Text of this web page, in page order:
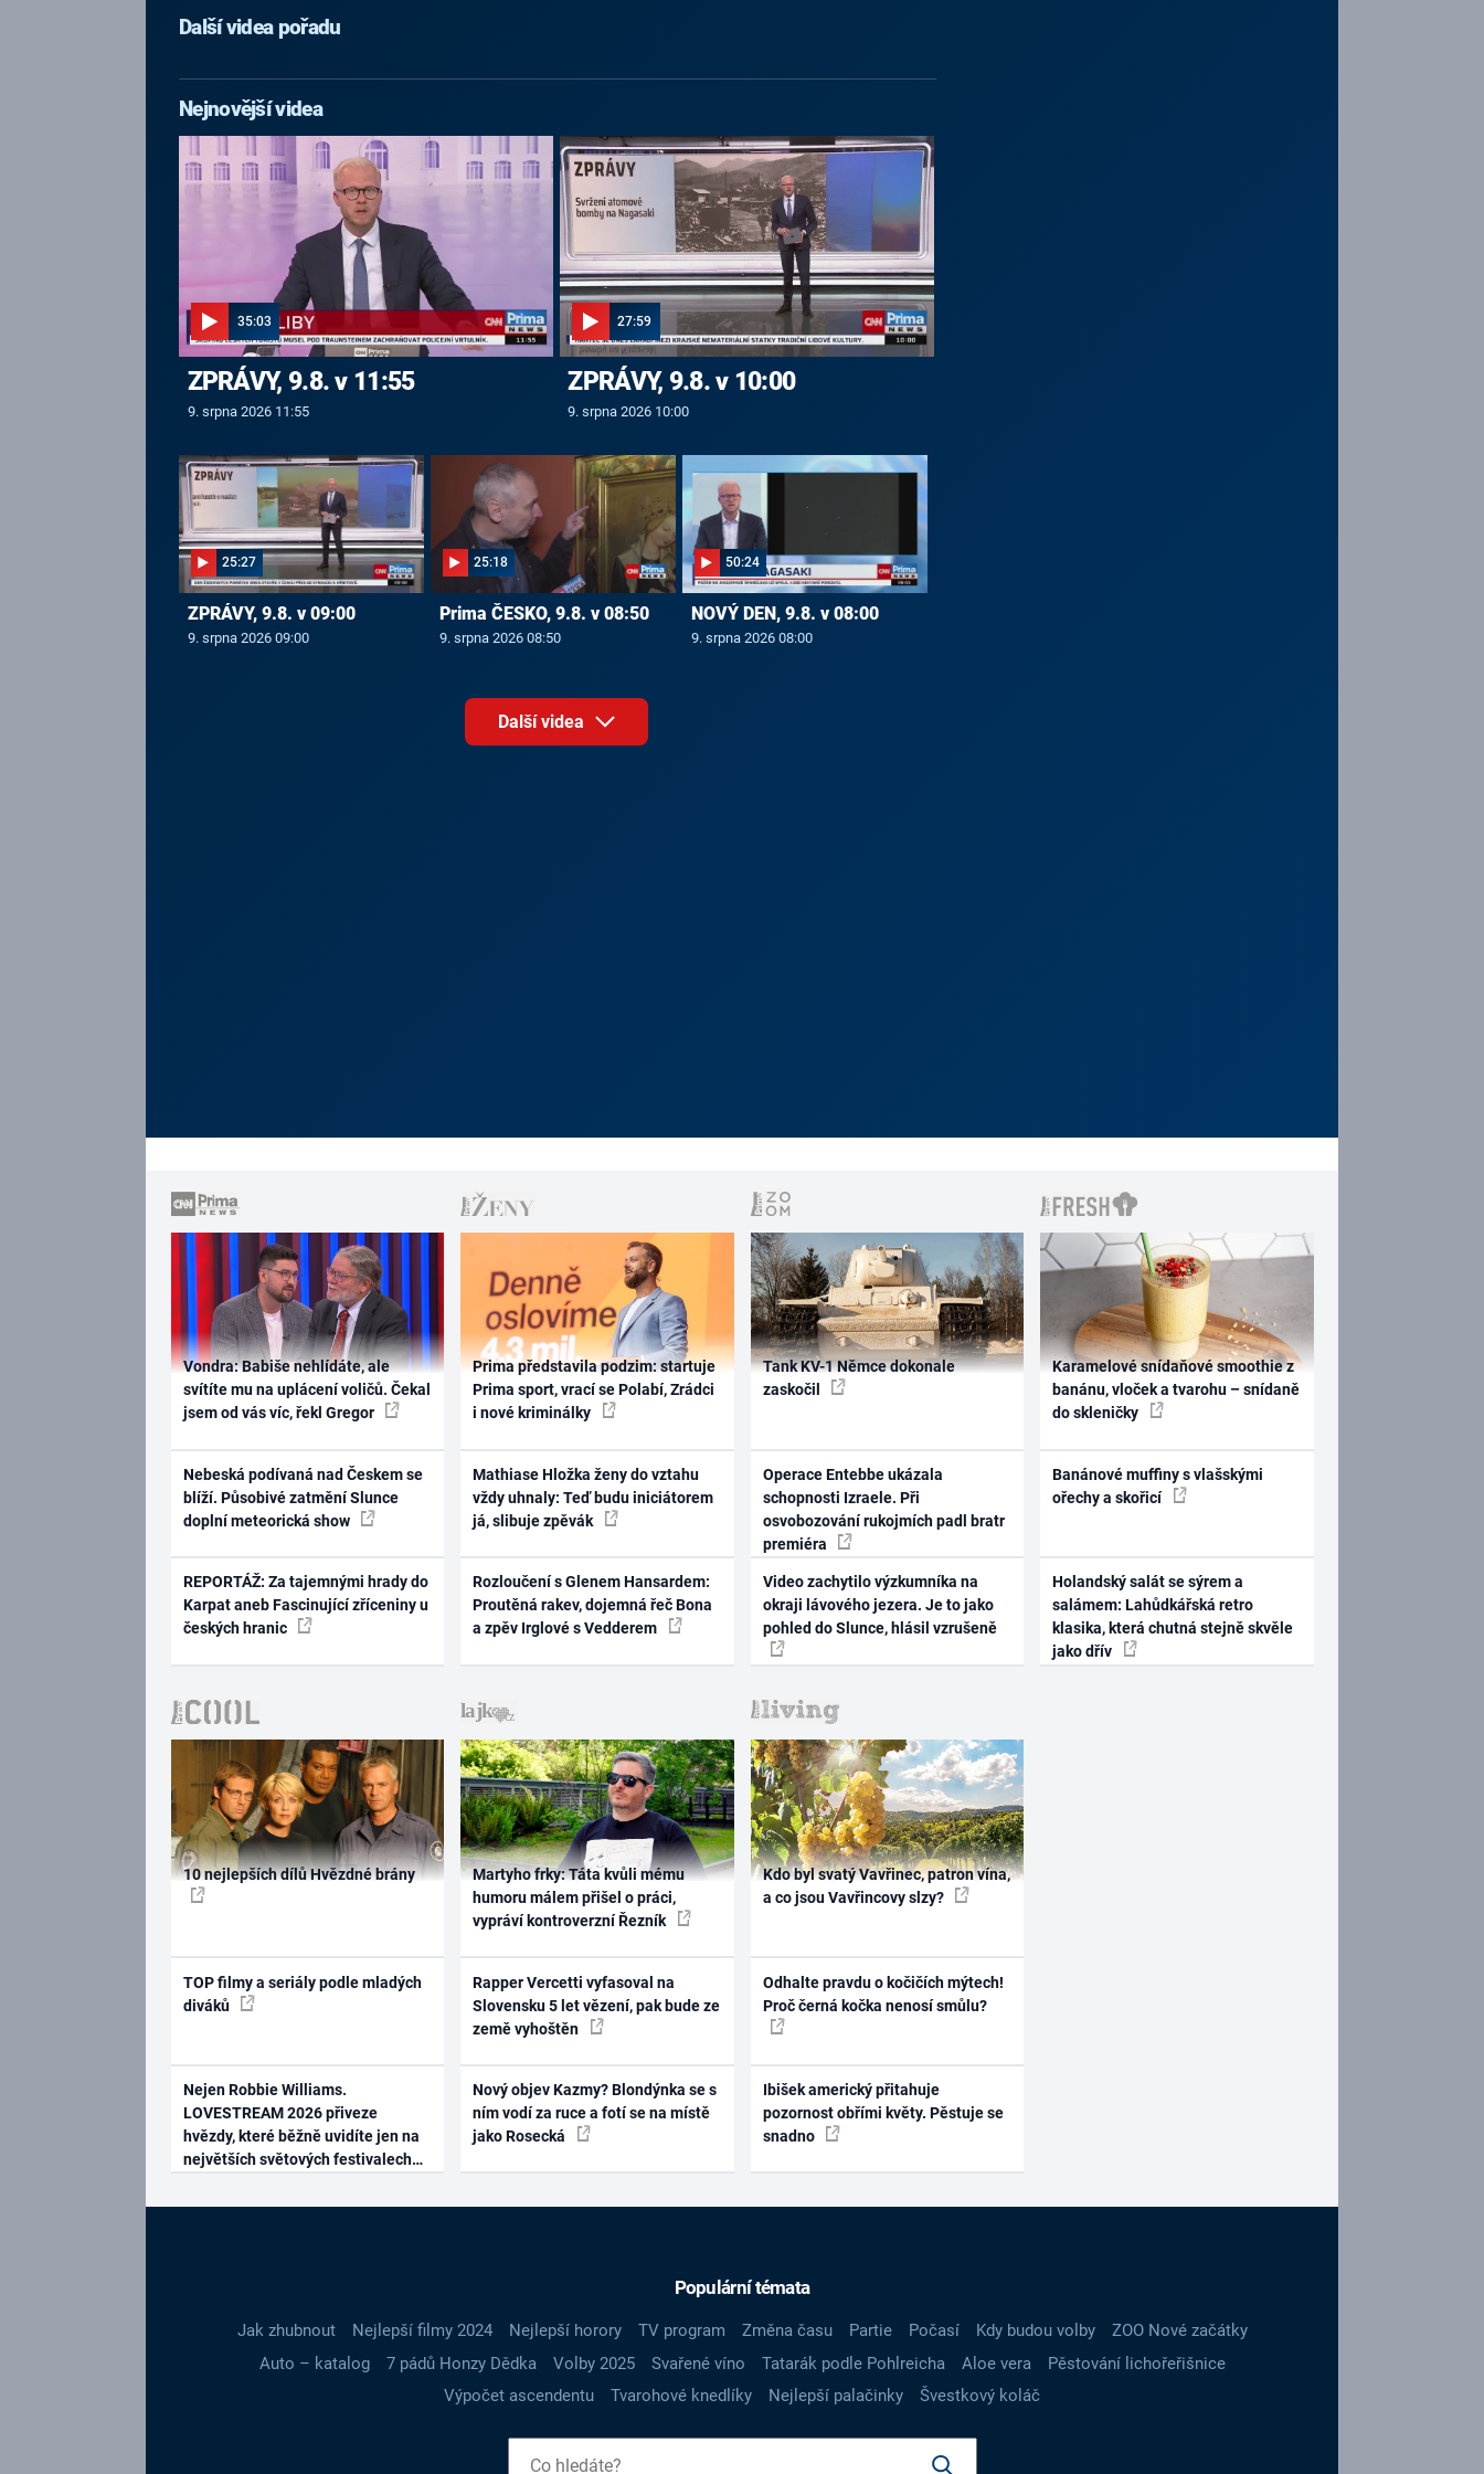
Další videa pořadu
Nejnovější videa
35:03
ZPRÁVY, 9.8. v 11:55
9. srpna 2026 11:55
27:59
ZPRÁVY, 9.8. v 10:00
9. srpna 2026 10:00
25:27
ZPRÁVY, 9.8. v 09:00
9. srpna 2026 09:00
25:18
Prima ČESKO, 9.8. v 08:50
9. srpna 2026 08:50
50:24
NOVÝ DEN, 9.8. v 08:00
9. srpna 2026 08:00
Další videa
Vondra: Babiše nehlídáte, ale
svítíte mu na uplácení voličů. Čekal
jsem od vás víc, řekl Gregor
Nebeská podívaná nad Českem se
blíží. Působivé zatmění Slunce
doplní meteorická show
REPORTÁŽ: Za tajemnými hrady do
Karpat aneb Fascinující zříceniny u
českých hranic
Prima představila podzim: startuje
Prima sport, vrací se Polabí, Zrádci
i nové kriminálky
Mathiase Hložka ženy do vztahu
vždy uhnaly: Teď budu iniciátorem
já, slibuje zpěvák
Rozloučení s Glenem Hansardem:
Proutěná rakev, dojemná řeč Bona
a zpěv Irglové s Vedderem
Tank KV-1 Němce dokonale
zaskočil
Operace Entebbe ukázala
schopnosti Izraele. Při
osvobozování rukojmích padl bratr
premiéra
Video zachytilo výzkumníka na
okraji lávového jezera. Je to jako
pohled do Slunce, hlásil vzrušeně
Karamelové snídaňové smoothie z
banánu, vloček a tvarohu – snídaně
do skleničky
Banánové muffiny s vlašskými
ořechy a skořicí
Holandský salát se sýrem a
salámem: Lahůdkářská retro
klasika, která chutná stejně skvěle
jako dřív
10 nejlepších dílů Hvězdné brány
TOP filmy a seriály podle mladých
diváků
Nejen Robbie Williams.
LOVESTREAM 2026 přiveze
hvězdy, které běžně uvidíte jen na
největších světových festivalech
Martyho frky: Táta kvůli mému
humoru málem přišel o práci,
vypráví kontroverzní Řezník
Rapper Vercetti vyfasoval na
Slovensku 5 let vězení, pak bude ze
země vyhoštěn
Nový objev Kazmy? Blondýnka se s
ním vodí za ruce a fotí se na místě
jako Rosecká
Kdo byl svatý Vavřinec, patron vína,
a co jsou Vavřincovy slzy?
Odhalte pravdu o kočičích mýtech!
Proč černá kočka nenosí smůlu?
Ibišek americký přitahuje
pozornost obřími květy. Pěstuje se
snadno
Populární témata
Jak zhubnout Nejlepší filmy 2024 Nejlepší horory TV program Změna času Partie Počasí Kdy budou volby
ZOO Nové začátky
Auto – katalog
7 pádů Honzy Dědka Volby 2025 Svařené víno Tatarák podle Pohlreicha Aloe vera
Pěstování lichořeřišnice
Výpočet ascendentu
Tvarohové knedlíky Nejlepší palačinky Švestkový koláč